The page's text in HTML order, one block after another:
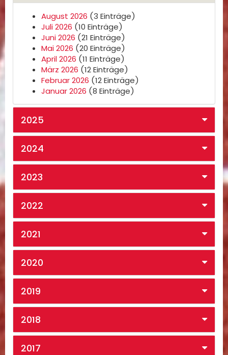
August 2026 (3 Einträge)
Juli 2026 (10 Einträge)
Juni 2026 (21 Einträge)
Mai 2026 (20 Einträge)
April 2026 (11 Einträge)
März 2026 (12 Einträge)
Februar 2026 (12 Einträge)
Januar 2026 (8 Einträge)
2025
2024
2023
2022
2021
2020
2019
2018
2017